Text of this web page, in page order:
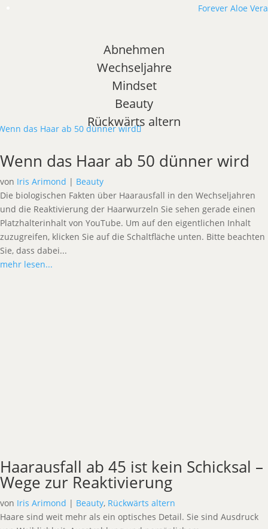
Forever Aloe Vera
Abnehmen
Wechseljahre
Mindset
Beauty
Rückwärts altern
Wenn das Haar ab 50 dünner wird
von Iris Arimond | Beauty
Die biologischen Fakten über Haarausfall in den Wechseljahren
und die Reaktivierung der Haarwurzeln Sie sehen gerade einen
Platzhalterinhalt von YouTube. Um auf den eigentlichen Inhalt
zuzugreifen, klicken Sie auf die Schaltfläche unten. Bitte beachten
Sie, dass dabei...
mehr lesen...
Haarausfall ab 45 ist kein Schicksal –
Wege zur Reaktivierung
von Iris Arimond | Beauty, Rückwärts altern
Haare sind weit mehr als ein optisches Detail. Sie sind Ausdruck